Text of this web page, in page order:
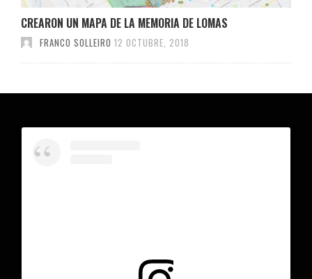
CREARON UN MAPA DE LA MEMORIA DE LOMAS
FRANCO SOLLEIRO 12 OCTUBRE, 2018